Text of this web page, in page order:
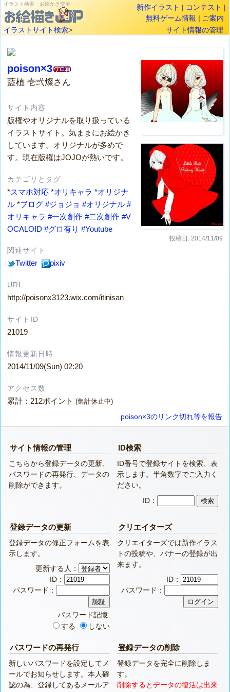
イラスト検索・お絵かき交流 新作イラスト | コンテスト |
無料ゲーム情報 | ご案内
イラストサイト検索> サイト情報の管理
投稿日: 2014/11/09
poison×3
藍植 壱弐燦さん
サイト内容
版権やオリジナルを取り扱っている
イラストサイト。気ままにお絵かき
しています。オリジナルが多めで
す。現在版権はJOJOが熱いです。
カテゴリとタグ
*スマホ対応 *オリキャラ *オリジナ
ル *ブログ #ジョジョ #オリジナル #
オリキャラ #一次創作 #二次創作 #V
OCALOID #グロ有り #Youtube
関連サイト
Twitter pixiv
URL
http://poisonx3123.wix.com/itinisan
サイトID
21019
情報更新日時
2014/11/09(Sun) 02:20
アクセス数
累計：212ポイント(集計休止中)
poison×3のリンク切れ等を報告
サイト情報の管理
こちらから登録データの更新、
パスワードの再発行、データの
削除ができます。
ID検索
ID番号で登録サイトを検索、表
示します。半角数字でご入力く
ださい。
ID：
登録データの更新
登録データの修正フォームを表
示します。
更新する人：
ID：
パスワード：
パスワード記憶:
する
しない
クリエイターズ
クリエイターズでは新作イラス
トの投稿や、バナーの登録が出
来ます。
ID：
パスワード：
パスワードの再発行
新しいパスワードを設定してメ
ールでお知らせします。本人確
認の為、登録してあるメールア
登録データの削除
登録データを完全に削除しま
す。
削除するとデータの復活は出来